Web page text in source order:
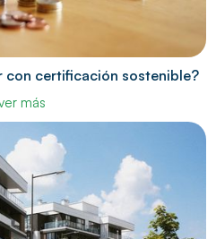
con certificación sostenible?
más